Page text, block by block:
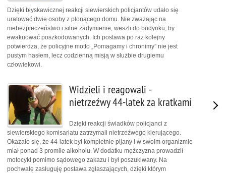
Dzięki błyskawicznej reakcji siewierskich policjantów udało się
uratować dwie osoby z płonącego domu. Nie zważając na
niebezpieczeństwo i silne zadymienie, weszli do budynku, by
ewakuować poszkodowanych. Ich postawa po raz kolejny
potwierdza, że policyjne motto „Pomagamy i chronimy” nie jest
pustym hasłem, lecz codzienną misją w służbie drugiemu
człowiekowi.
Widzieli i reagowali -
nietrzeźwy 44-latek za kratkami
Dzięki reakcji świadków policjanci z
siewierskiego komisariatu zatrzymali nietrzeźwego kierującego.
Okazało się, że 44-latek był kompletnie pijany i w swoim organizmie
miał ponad 3 promile alkoholu. W dodatku mężczyzna prowadził
motocykl pomimo sądowego zakazu i był poszukiwany. Na
pochwałę zasługuję postawa zgłaszających, dzięki którym